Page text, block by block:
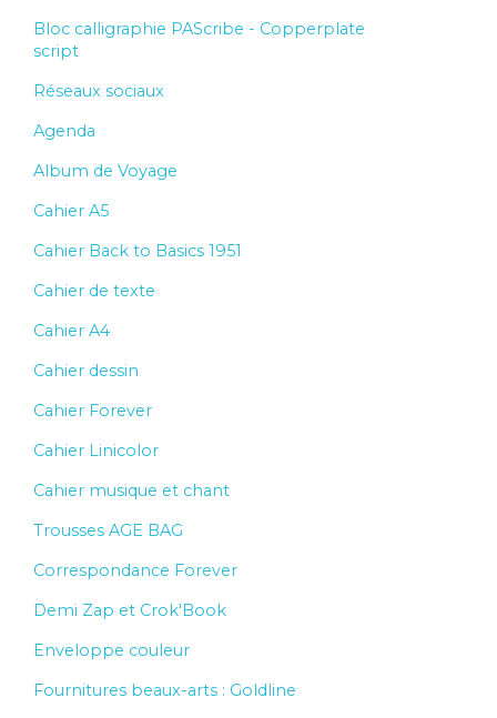
Bloc calligraphie PAScribe - Copperplate
script
Réseaux sociaux
Agenda
Album de Voyage
Cahier A5
Cahier Back to Basics 1951
Cahier de texte
Cahier A4
Cahier dessin
Cahier Forever
Cahier Linicolor
Cahier musique et chant
Trousses AGE BAG
Correspondance Forever
Demi Zap et Crok'Book
Enveloppe couleur
Fournitures beaux-arts : Goldline